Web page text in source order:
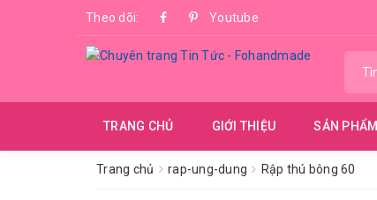
Theo dõi: Youtube
TRANG CHỦ GIỚI THIỆU SẢN PHẨM
Trang chủ rap-ung-dung Rập thú bông 60